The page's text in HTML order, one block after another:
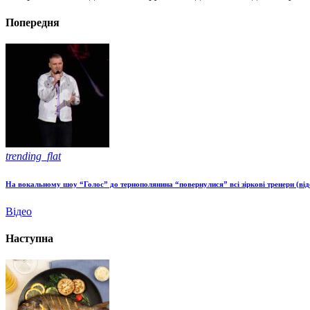
Попередня
trending_flat
На вокальному шоу “Голос” до тернополянина “повернулися” всі зіркові тренери
Відео
Наступна